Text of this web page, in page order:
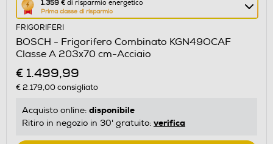
1.359 € di risparmio energetico
Prima classe di risparmio
azione
aprirà
il
Calcolatore
di
risparmio
energetico
di
FRIGORIFERI
BOSCH - Frigorifero Combinato KGN49OCAF
Classe A 203x70 cm-Acciaio
€ 1.499,99
€ 2.179,00consigliato
Acquisto online: disponibile
Ritiro in negozio in 30' gratuito: verifica